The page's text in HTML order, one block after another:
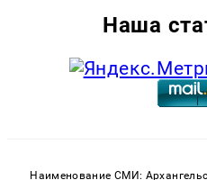
Наша
Наименование СМИ: